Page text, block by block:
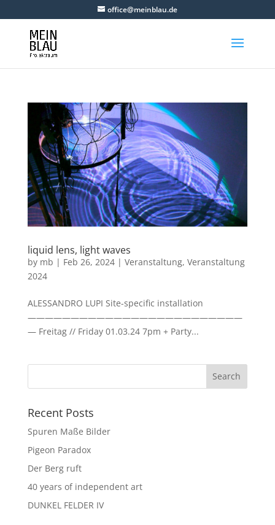
office@meinblau.de
liquid lens, light waves
by mb | Feb 26, 2024| Veranstaltung, Veranstaltung
2024
ALESSANDRO LUPI Site-specific installation
—————————————————————————
— Freitag // Friday 01.03.24 7pm + Party...
Recent Posts
Spuren Maße Bilder
Pigeon Paradox
Der Berg ruft
40 years of independent art
DUNKEL FELDER IV